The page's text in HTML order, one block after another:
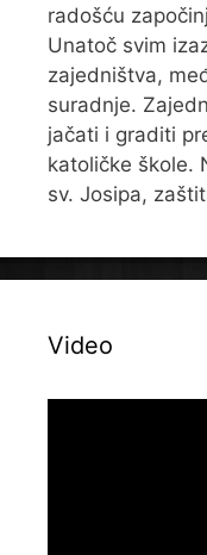
radošću
Unatoč svim
zajedništva,
suradnje.
jačati i graditi
katoličke škole.
sv. Josipa,
Video